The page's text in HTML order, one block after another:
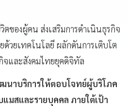
ของผู้คน ส่งเสริมการดำเนินธุรกิจ
ด้วยเทคโนโลยี ผลักดันการเติบโต
จและสังคมไทยยุคดิจิทัล
นาบริการให้ตอบโจทย์ผู้บริโภค
แมสและรายบุคคล ภายใต้เป้า